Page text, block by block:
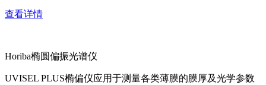
查看详情
Horiba椭圆偏振光谱仪
UVISEL PLUS椭偏仪应用于测量各类薄膜的膜厚及光学参数